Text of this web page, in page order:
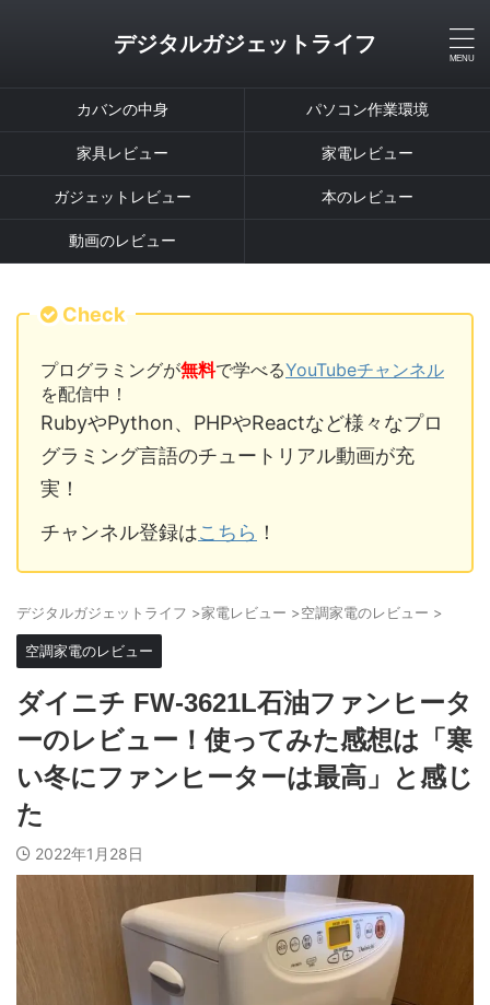
デジタルガジェットライフ
カバンの中身 パソコン作業環境
家具レビュー 家電レビュー
ガジェットレビュー 本のレビュー
動画のレビュー
Check
プログラミングが無料で学べるYouTubeチャンネル
を配信中！
RubyやPython、PHPやReactなど様々なプロ
グラミング言語のチュートリアル動画が充
実！
チャンネル登録はこちら ！
デジタルガジェットライフ >家電レビュー >空調家電のレビュー >
空調家電のレビュー
ダイニチ FW-3621L石油ファンヒータ
ーのレビュー！使ってみた感想は「寒
い冬にファンヒーターは最高」と感じ
た
2022年1月28日